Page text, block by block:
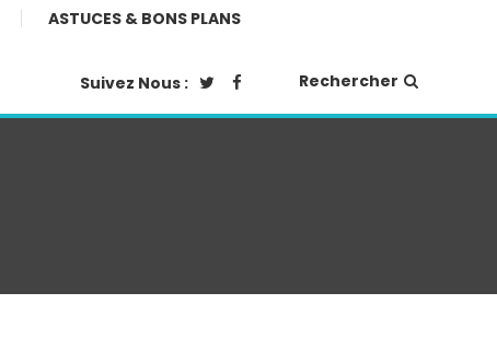
ASTUCES & BONS PLANS
Suivez Nous : Rechercher